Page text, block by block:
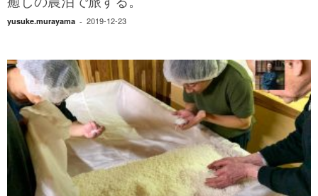
yusuke.murayama - 2019-12-23